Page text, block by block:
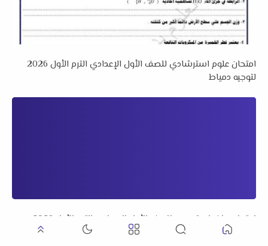
امتحان علوم استرشادي للصف الأول الإعدادي الترم الأول 2026
لتوجيه دمياط
امتحان رياضيات تجريبي للصف الأول الإعدادي الترم الأول 2026
لمستر خالد سعد